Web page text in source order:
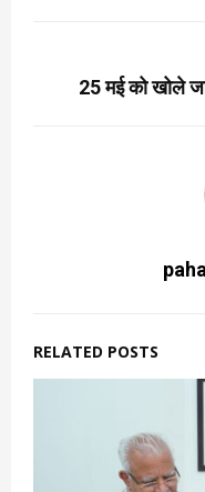
25 मई को खोले
RELATED POSTS